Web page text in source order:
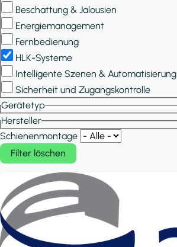
Beschattung & Jalousien
Energiemanagement
Fernbedienung
HLK-Systeme
Intelligente Szenen & Automatisierung
Sicherheit und Zugangskontrolle
Gerätetyp
Hersteller
Schienenmontage